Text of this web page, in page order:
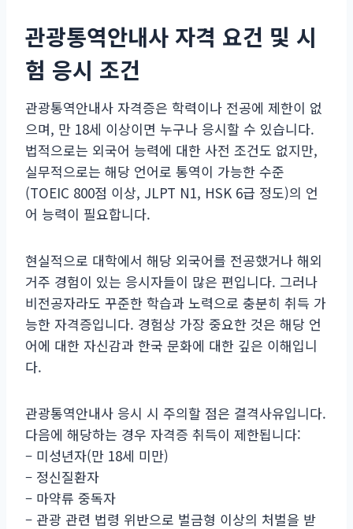
관광통역안내사 자격 요건 및 시
험 응시 조건
관광통역안내사 자격증은 학력이나 전공에 제한이 없
으며, 만 18세 이상이면 누구나 응시할 수 있습니다.
법적으로는 외국어 능력에 대한 사전 조건도 없지만,
실무적으로는 해당 언어로 통역이 가능한 수준
(TOEIC 800점 이상, JLPT N1, HSK 6급 정도)의 언
어 능력이 필요합니다.
현실적으로 대학에서 해당 외국어를 전공했거나 해외
거주 경험이 있는 응시자들이 많은 편입니다. 그러나
비전공자라도 꾸준한 학습과 노력으로 충분히 취득 가
능한 자격증입니다. 경험상 가장 중요한 것은 해당 언
어에 대한 자신감과 한국 문화에 대한 깊은 이해입니
다.
관광통역안내사 응시 시 주의할 점은 결격사유입니다.
다음에 해당하는 경우 자격증 취득이 제한됩니다:
– 미성년자(만 18세 미만)
– 정신질환자
– 마약류 중독자
– 관광 관련 법령 위반으로 벌금형 이상의 처벌을 받